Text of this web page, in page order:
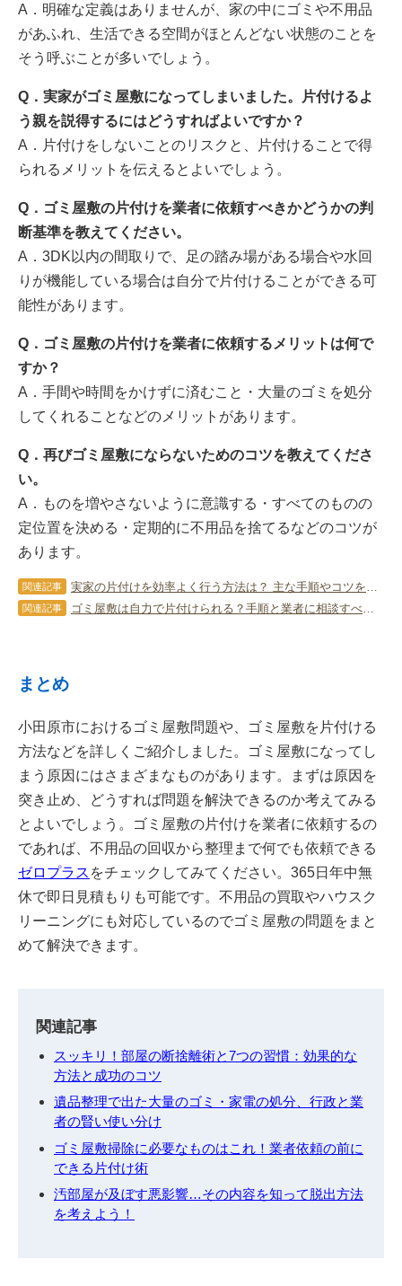
A．明確な定義はありませんが、家の中にゴミや不用品
があふれ、生活できる空間がほとんどない状態のことを
そう呼ぶことが多いでしょう。
Q．実家がゴミ屋敷になってしまいました。片付けるよ
う親を説得するにはどうすればよいですか？
A．片付けをしないことのリスクと、片付けることで得
られるメリットを伝えるとよいでしょう。
Q．ゴミ屋敷の片付けを業者に依頼すべきかどうかの判
断基準を教えてください。
A．3DK以内の間取りで、足の踏み場がある場合や水回
りが機能している場合は自分で片付けることができる可
能性があります。
Q．ゴミ屋敷の片付けを業者に依頼するメリットは何で
すか？
A．手間や時間をかけずに済むこと・大量のゴミを処分
してくれることなどのメリットがあります。
Q．再びゴミ屋敷にならないためのコツを教えてくださ
い。
A．ものを増やさないように意識する・すべてのものの
定位置を決める・定期的に不用品を捨てるなどのコツが
あります。
関連記事 実家の片付けを効率よく行う方法は？ 主な手順やコツを詳しく解説！
関連記事 ゴミ屋敷は自力で片付けられる？手順と業者に相談すべきライン
まとめ
小田原市におけるゴミ屋敷問題や、ゴミ屋敷を片付ける
方法などを詳しくご紹介しました。ゴミ屋敷になってし
まう原因にはさまざまなものがあります。まずは原因を
突き止め、どうすれば問題を解決できるのか考えてみる
とよいでしょう。ゴミ屋敷の片付けを業者に依頼するの
であれば、不用品の回収から整理まで何でも依頼できる
ゼロプラス をチェックしてみてください。365日年中無
休で即日見積もりも可能です。不用品の買取やハウスク
リーニングにも対応しているのでゴミ屋敷の問題をまと
めて解決できます。
関連記事
スッキリ！部屋の断捨離術と7つの習慣：効果的な
方法と成功のコツ
遺品整理で出た大量のゴミ・家電の処分、行政と業
者の賢い使い分け
ゴミ屋敷掃除に必要なものはこれ！業者依頼の前に
できる片付け術
汚部屋が及ぼす悪影響…その内容を知って脱出方法
を考えよう！